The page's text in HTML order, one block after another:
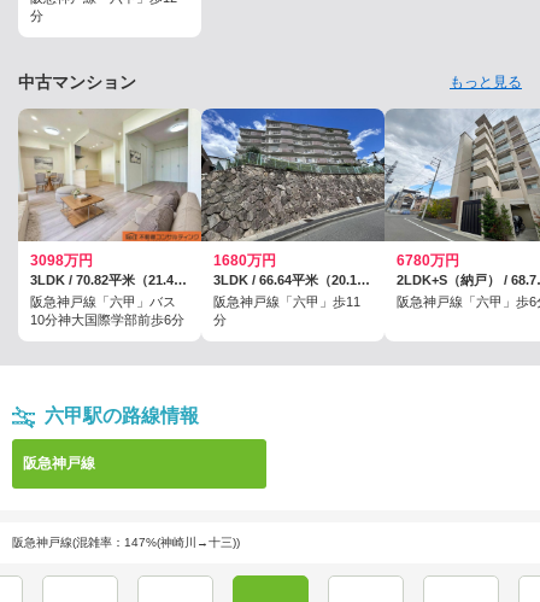
分
中古マンション もっと見る
3098万円
3LDK / 70.82平米（21.42坪）（壁芯）
阪急神戸線「六甲」バス
10分神大国際学部前歩6分
1680万円
3LDK / 66.64平米（20.15坪）（壁芯）
阪急神戸線「六甲」歩11
分
6780万円
阪急神戸線「六甲」歩6
六甲駅の路線情報
阪急神戸線
阪急神戸線(混雑率：147%(神崎川→十三))